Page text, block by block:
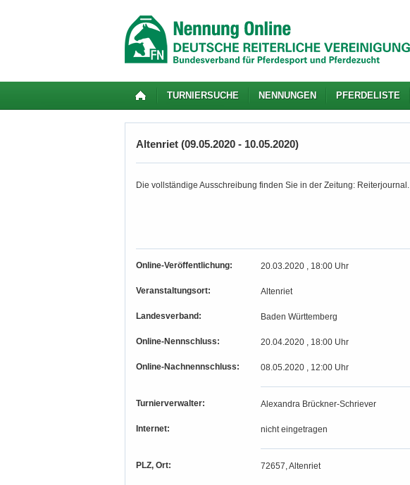
TURNIERSUCHE NENNUNGEN PFERDELISTE
Altenriet (09.05.2020 - 10.05.2020)
Die vollständige Ausschreibung finden Sie in der Zeitung: Reiterjournal.
Online-Veröffentlichung: 20.03.2020 , 18:00 Uhr
Veranstaltungsort: Altenriet
Landesverband: Baden Württemberg
Online-Nennschluss: 20.04.2020 , 18:00 Uhr
Online-Nachnennschluss: 08.05.2020 , 12:00 Uhr
Turnierverwalter: Alexandra Brückner-Schriever
Internet: nicht eingetragen
PLZ, Ort: 72657, Altenriet